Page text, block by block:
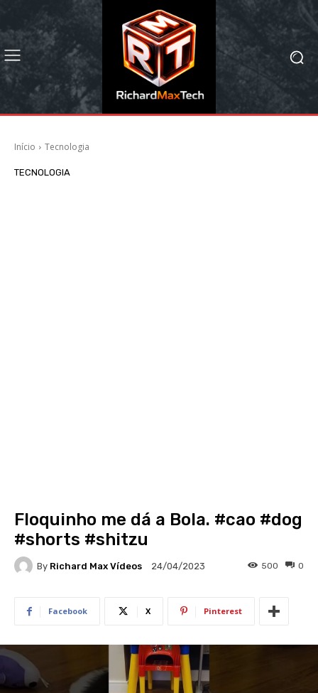
Início Tecnologia
TECNOLOGIA
Floquinho me dá a Bola. #cao #dog
#shorts #shitzu
By Richard Max Vídeos 24/04/2023 0
500
Facebook X Pinterest